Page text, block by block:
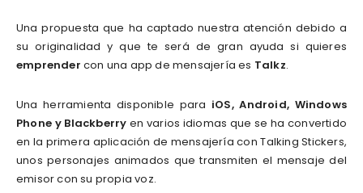
Una propuesta que ha captado nuestra atención debido a
su originalidad y que te será de gran ayuda si quieres
emprender con una app de mensajería es Talkz.
Una herramienta disponible para iOS, Android, Windows
Phone y Blackberry en varios idiomas que se ha convertido
en la primera aplicación de mensajería con Talking Stickers,
unos personajes animados que transmiten el mensaje del
emisor con su propia voz.